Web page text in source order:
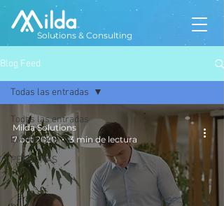
Solutions & Consulting
Blog Feed
Todas las entradas
EMPRESAS
PERSONAS
Todas las entradas
Milda Solutions
7 oct 2020
3 min de lectura